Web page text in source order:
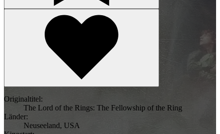
Originaltitel:
The Lord of the Rings: The Fellowship of the Ring
Länder:
Neuseeland, USA